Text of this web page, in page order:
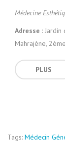
Médecine
Adresse :
Mahrajène,
PLUS
Tags: Médecin